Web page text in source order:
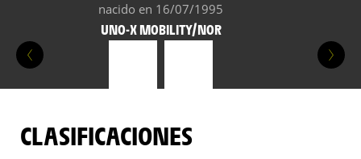
nacido en 16/07/1995
UNO-X MOBILITY/NOR
CLASIFICACIONES